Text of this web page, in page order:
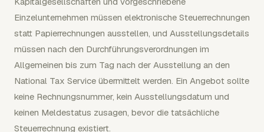
Einzelunternehmen müssen elektronische Steuerrechnungen
statt Papierrechnungen ausstellen, und Ausstellungsdetails
müssen nach den Durchführungsverordnungen im
Allgemeinen bis zum Tag nach der Ausstellung an den
National Tax Service übermittelt werden. Ein Angebot sollte
keine Rechnungsnummer, kein Ausstellungsdatum und
keinen Meldestatus zusagen, bevor die tatsächliche
Steuerrechnung existiert.